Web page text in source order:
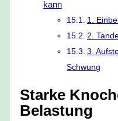
kann
1.
2.
3.
Schwung
Starke
Belastung